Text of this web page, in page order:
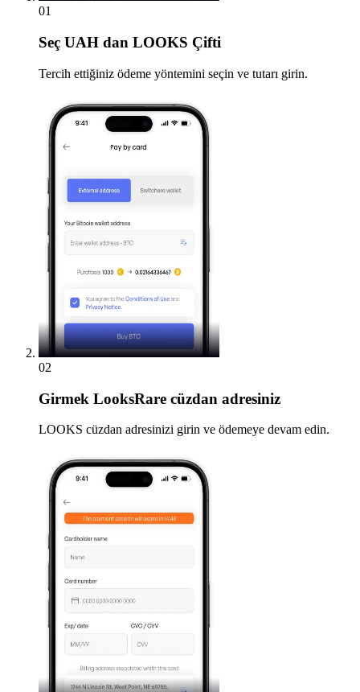
01
Seç UAH dan LOOKS Çifti
Tercih ettiğiniz ödeme yöntemini seçin ve tutarı girin.
02
Girmek LooksRare cüzdan adresiniz
LOOKS cüzdan adresinizi girin ve ödemeye devam edin.